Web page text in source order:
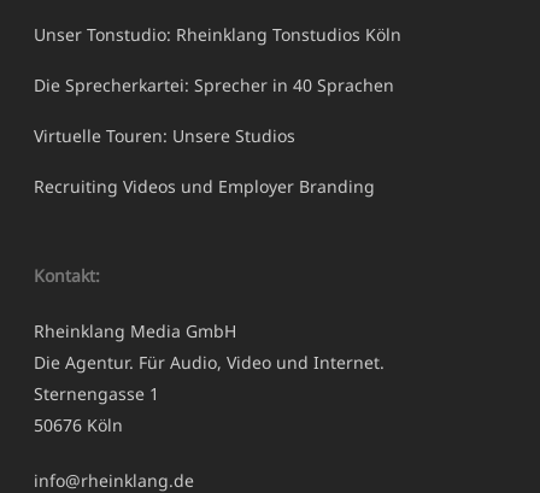
Unser Tonstudio: Rheinklang Tonstudios Köln
Die Sprecherkartei: Sprecher in 40 Sprachen
Virtuelle Touren: Unsere Studios
Recruiting Videos und Employer Branding
Kontakt:
Rheinklang Media GmbH
Die Agentur. Für Audio, Video und Internet.
Sternengasse 1
50676 Köln
info@rheinklang.de